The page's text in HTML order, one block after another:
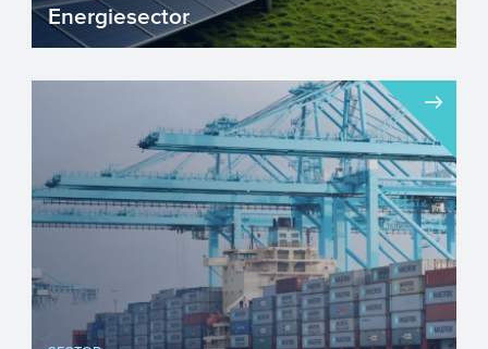
Energiesector
De Nederlandse energiesector is volop in
beweging als gevolg van de
energietransitie. De overstap va...